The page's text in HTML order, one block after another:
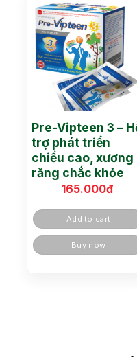
Pre-Vipteen 3 –
trợ phát triển
chiều cao, xương
răng chắc khỏe
165.000đ
Add to cart
Buy now